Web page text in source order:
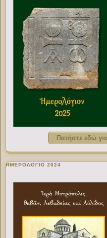
Πατήστε εδώ
ΗΜΕΡΟΛΟΓΙΟ 2024